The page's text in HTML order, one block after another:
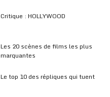
Critique : HOLLYWOOD
Les 20 scènes de films les plus
marquantes
Le top 10 des répliques qui tuent